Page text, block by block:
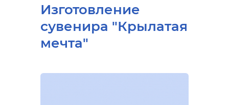
Изготовление
сувенира "Крылатая
мечта"